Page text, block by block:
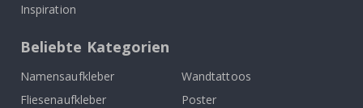
Inspiration
Beliebte Kategorien
Namensaufkleber
Wandtattoos
Fliesenaufkleber
Poster